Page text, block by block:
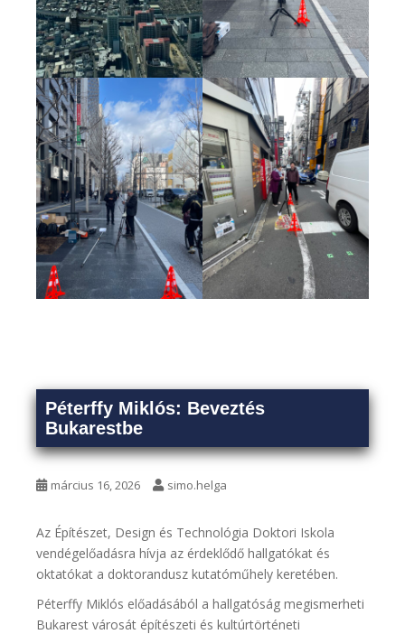
Péterffy Miklós: Beveztés
Bukarestbe
március 16, 2026 simo.helga
Az Építészet, Design és Technológia Doktori Iskola
vendégelőadásra hívja az érdeklődő hallgatókat és
oktatókat a doktorandusz kutatóműhely keretében.
Péterffy Miklós előadásából a hallgatóság megismerheti
Bukarest városát építészeti és kultúrtörténeti